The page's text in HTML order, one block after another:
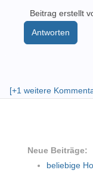
Beitrag erstellt
Antworten
[+1 weitere
Neue Beiträge:
beliebige